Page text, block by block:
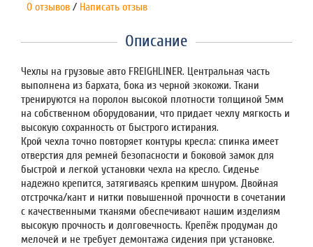
0 отзывов / Написать отзыв
Описание
Чехлы на грузовые авто FREIGHLINER. Центральная часть
выполнена из бархата, бока из черной экокожи. Ткани
тренируются на поролон высокой плотности толщиной 5мм
на собственном оборудовании, что придает чехлу мягкость и
высокую сохранность от быстрого истирания.
Крой чехла точно повторяет контуры кресла: спинка имеет
отверстия для ремней безопасности и боковой замок для
быстрой и легкой установки чехла на кресло. Сиденье
надежно крепится, затягиваясь крепким шнуром. Двойная
отстрочка/кант и нитки повышенной прочности в сочетании
с качественными тканями обеспечивают нашим изделиям
высокую прочность и долговечность. Крепёж продуман до
мелочей и не требует демонтажа сидения при установке.